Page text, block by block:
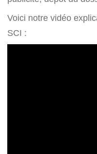
Voici notre vidéo
SCI :